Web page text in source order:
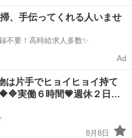
！☆ ☆雇われない働き方、自由な
めましょう！☆ 個人事業
、手伝ってくれる人いませ
1万円〜 / 登録不要！高時給求人多数✨
Ad
は片手でヒョイヒョイ持て
実働６時間💗週休２日…
8月8日